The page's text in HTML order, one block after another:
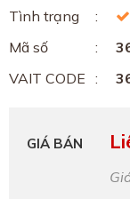
Tình trạng
Mã số
VAIT CODE
GIÁ BÁN